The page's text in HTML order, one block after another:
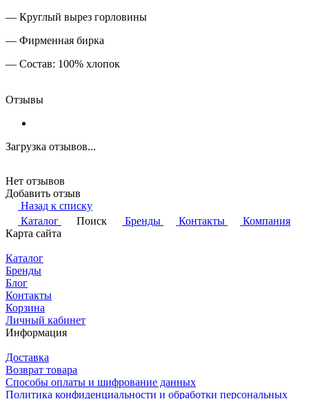
— Круглый вырез горловины
— Фирменная бирка
— Состав: 100% хлопок
Отзывы
Загрузка отзывов...
Нет отзывов
Добавить отзыв
Назад к списку
Каталог
Поиск Бренды Контакты
Компания
Карта сайта
Каталог
Бренды
Блог
Контакты
Корзина
Личный кабинет
Информация
Доставка
Возврат товара
Способы оплаты и шифрование данных
Политика конфиденциальности и обработки персональных